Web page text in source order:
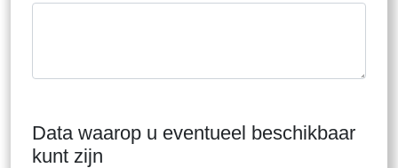
Data waarop u eventueel beschikbaar
kunt zijn